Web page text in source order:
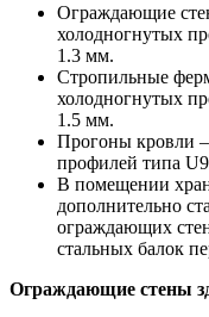
Ограждающие
холодногнутых
1.3 мм.
Стропильные
холодногнутых
1.5 мм.
Прогоны кровли
профилей типа
В помещении
дополнительно
ограждающих
стальных балок
Ограждающие стены